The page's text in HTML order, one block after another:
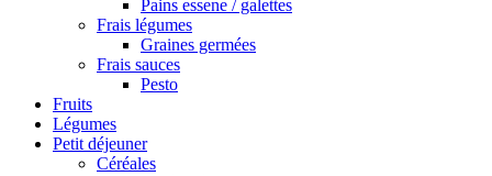
Pains essene / galettes
Frais légumes
Graines germées
Frais sauces
Pesto
Fruits
Légumes
Petit déjeuner
Céréales